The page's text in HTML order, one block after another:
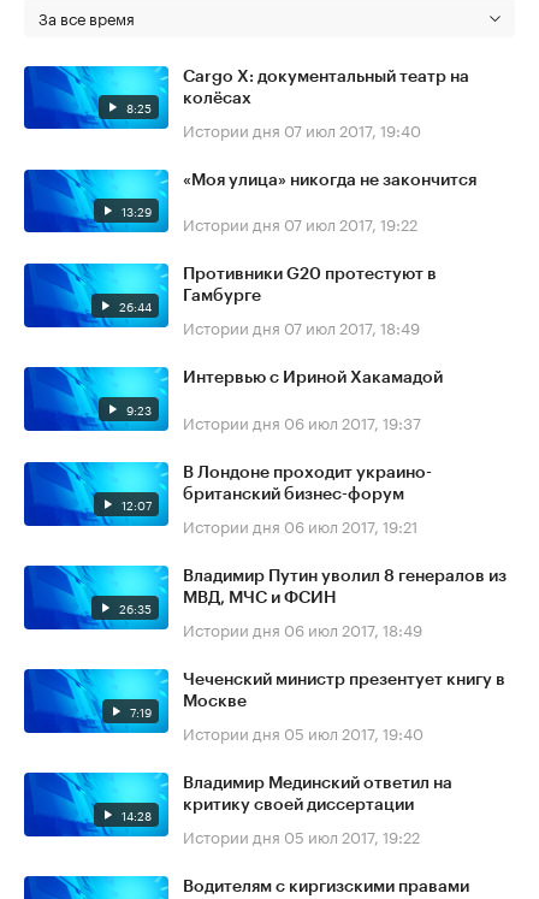
За все время
8:25
Cargo X: документальный театр на
колёсах
Истории дня 07 июл 2017, 19:40
13:29
«Моя улица» никогда не закончится
Истории дня 07 июл 2017, 19:22
26:44
Противники G20 протестуют в
Гамбурге
Истории дня 07 июл 2017, 18:49
9:23
Интервью с Ириной Хакамадой
Истории дня 06 июл 2017, 19:37
12:07
В Лондоне проходит украино-
британский бизнес-форум
Истории дня 06 июл 2017, 19:21
26:35
Владимир Путин уволил 8 генералов из
МВД, МЧС и ФСИН
Истории дня 06 июл 2017, 18:49
7:19
Чеченский министр презентует книгу в
Москве
Истории дня 05 июл 2017, 19:40
14:28
Владимир Мединский ответил на
критику своей диссертации
Истории дня 05 июл 2017, 19:22
Водителям с киргизскими правами